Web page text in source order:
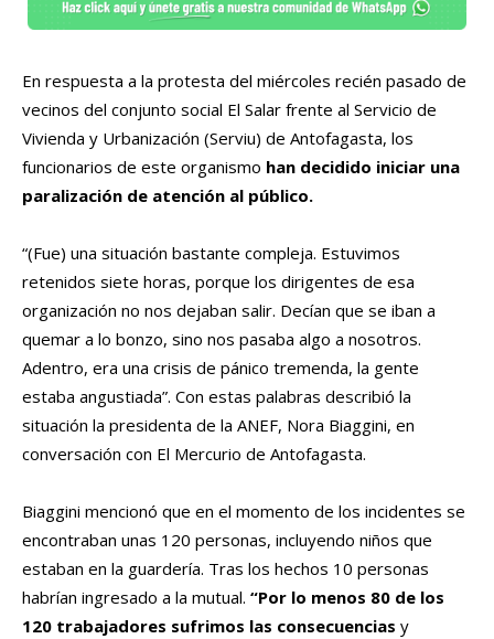
En respuesta a la protesta del miércoles recién pasado de
vecinos del conjunto social El Salar frente al Servicio de
Vivienda y Urbanización (Serviu) de Antofagasta, los
funcionarios de este organismo han decidido iniciar una
paralización de atención al público.
“(Fue) una situación bastante compleja. Estuvimos
retenidos siete horas, porque los dirigentes de esa
organización no nos dejaban salir. Decían que se iban a
quemar a lo bonzo, sino nos pasaba algo a nosotros.
Adentro, era una crisis de pánico tremenda, la gente
estaba angustiada”. Con estas palabras describió la
situación la presidenta de la ANEF, Nora Biaggini, en
conversación con El Mercurio de Antofagasta.
Biaggini mencionó que en el momento de los incidentes se
encontraban unas 120 personas, incluyendo niños que
estaban en la guardería. Tras los hechos 10 personas
habrían ingresado a la mutual. “Por lo menos 80 de los
120 trabajadores sufrimos las consecuencias y